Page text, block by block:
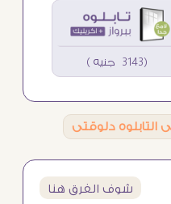
(3143 جنيه )
دلوقتى
شوف الفرق هنا